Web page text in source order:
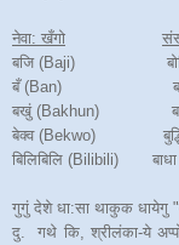
नेवा: खँगो
बजि (Baji) बोधि
बँ (Ban) ब्राह्मण
बखुं (Bakhun)
बेक्व (Bekwo) बुद्धि
बिलिबिलि (Bilibili)
गुगुं देशे धा:सा थाकुक धायेगु
दु. गथे कि, श्रीलंका-ये